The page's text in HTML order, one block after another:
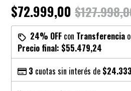
$72.999,00
24% OFF con Transferencia o
Precio final: $55.479,24
3 cuotas sin interés de